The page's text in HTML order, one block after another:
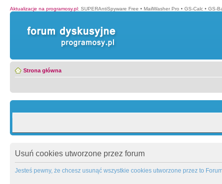
Aktualizacje na programosy.pl: SUPERAntiSpyware Free • MailWasher Pro • GS-Calc • GS-
Strona główna
Usuń cookies utworzone przez forum
Jesteś pewny, że chcesz usunąć wszystkie cookies utworzone przez to